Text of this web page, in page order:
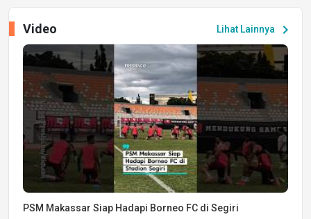
Lihat Lainnya chevron_right
Video
PSM Makassar Siap Hadapi Borneo FC di Segiri